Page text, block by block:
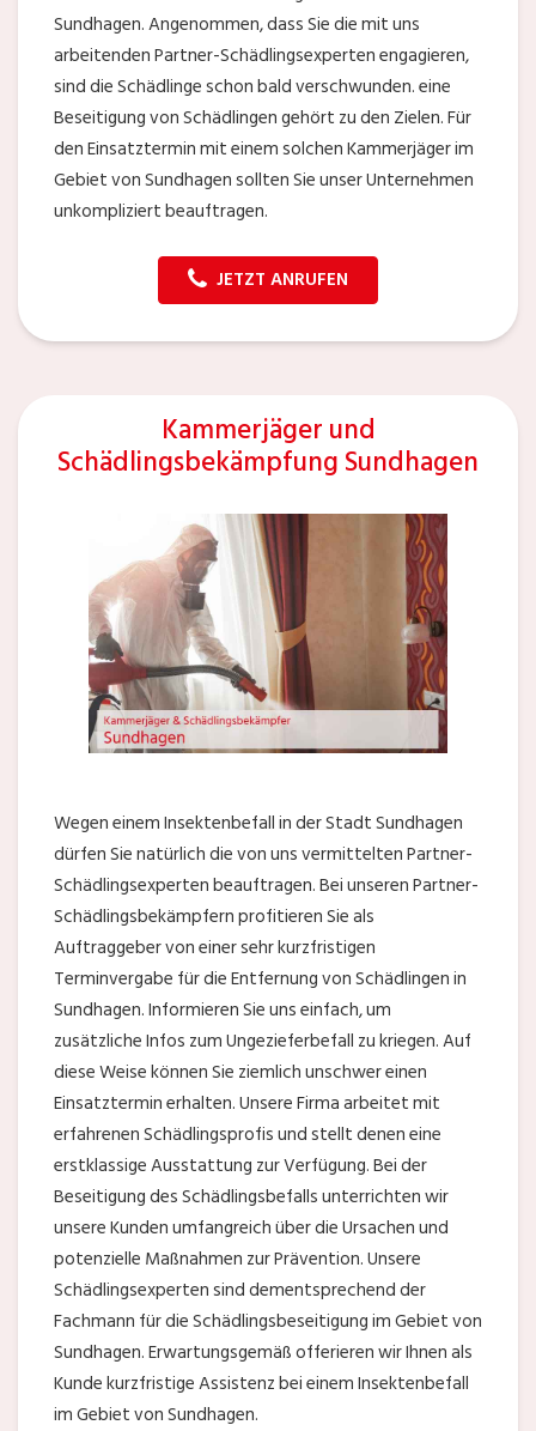
Sundhagen. Angenommen, dass Sie die mit uns
arbeitenden Partner-Schädlingsexperten engagieren,
sind die Schädlinge schon bald verschwunden. eine
Beseitigung von Schädlingen gehört zu den Zielen. Für
den Einsatztermin mit einem solchen Kammerjäger im
Gebiet von Sundhagen sollten Sie unser Unternehmen
unkompliziert beauftragen.
JETZT ANRUFEN
Kammerjäger und
Schädlingsbekämpfung Sundhagen
Wegen einem Insektenbefall in der Stadt Sundhagen
dürfen Sie natürlich die von uns vermittelten Partner-
Schädlingsexperten beauftragen. Bei unseren Partner-
Schädlingsbekämpfern profitieren Sie als
Auftraggeber von einer sehr kurzfristigen
Terminvergabe für die Entfernung von Schädlingen in
Sundhagen. Informieren Sie uns einfach, um
zusätzliche Infos zum Ungezieferbefall zu kriegen. Auf
diese Weise können Sie ziemlich unschwer einen
Einsatztermin erhalten. Unsere Firma arbeitet mit
erfahrenen Schädlingsprofis und stellt denen eine
erstklassige Ausstattung zur Verfügung. Bei der
Beseitigung des Schädlingsbefalls unterrichten wir
unsere Kunden umfangreich über die Ursachen und
potenzielle Maßnahmen zur Prävention. Unsere
Schädlingsexperten sind dementsprechend der
Fachmann für die Schädlingsbeseitigung im Gebiet von
Sundhagen. Erwartungsgemäß offerieren wir Ihnen als
Kunde kurzfristige Assistenz bei einem Insektenbefall
im Gebiet von Sundhagen.